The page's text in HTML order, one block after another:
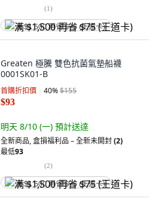
(1)
满 $1,500 再省 $75 (王道卡)
Greaten 極騰 雙色抗菌氣墊船襪
0001SK01-B
首購折扣價 40%$155
$93
明天 8/10 (一) 預計送達
全新商品,盒損福利品 – 全新未開封(2)
最低93
(2)
满 $1,500 再省 $75 (王道卡)